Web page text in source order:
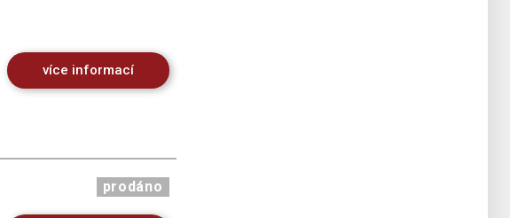
více informací
prodáno